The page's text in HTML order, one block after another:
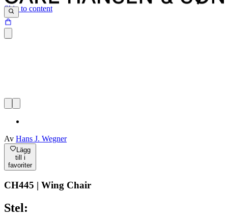
Skip to content
Av Hans J. Wegner
Lägg
till i
favoriter
CH445 | Wing Chair
Stel: